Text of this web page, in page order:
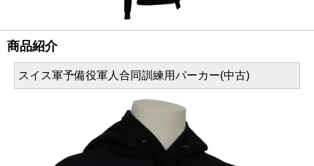
商品紹介
スイス軍予備役軍人合同訓練用パーカー(中古)